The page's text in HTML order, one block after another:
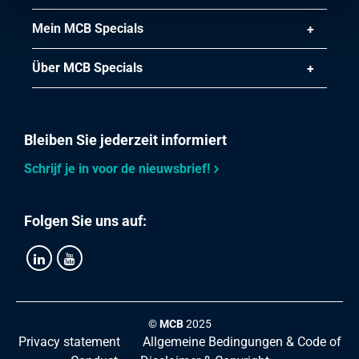
Mein MCB Specials
Über MCB Specials
Bleiben Sie jederzeit informiert
Schrijf je in voor de nieuwsbrief!
Folgen Sie uns auf:
©MCB2025
Privacy statement
Allgemeine Bedingungen & Code of